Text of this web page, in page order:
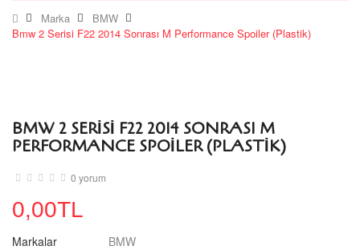
Marka
BMW
Bmw 2 Serisi F22 2014 Sonrası M Performance Spoiler (Plastik)
BMW 2 SERISI F22 2014 SONRASI M
PERFORMANCE SPOILER (PLASTIK)
0 yorum
0,00TL
Markalar
BMW